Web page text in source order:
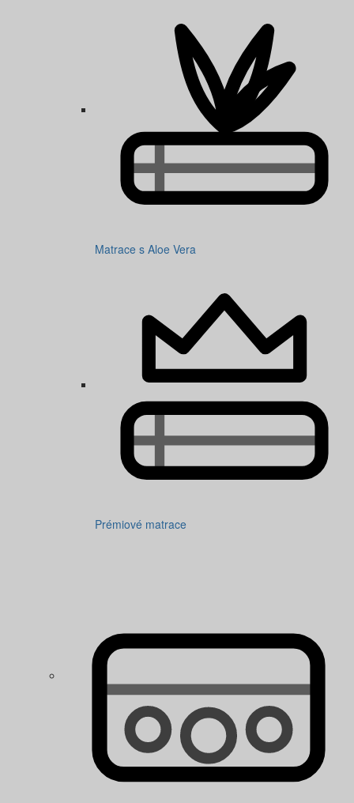
Matrace s Aloe Vera
Prémiové matrace